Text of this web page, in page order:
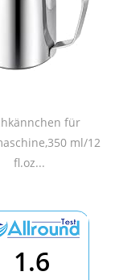
für
ml/12
fl.oz...
1.6